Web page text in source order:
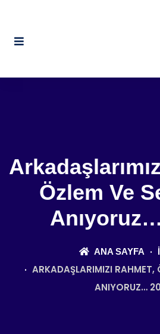
Özlem Ve
ANA SAYFA
ARKADAŞLARIMIZI RAHMET,
ANIYORUZ…